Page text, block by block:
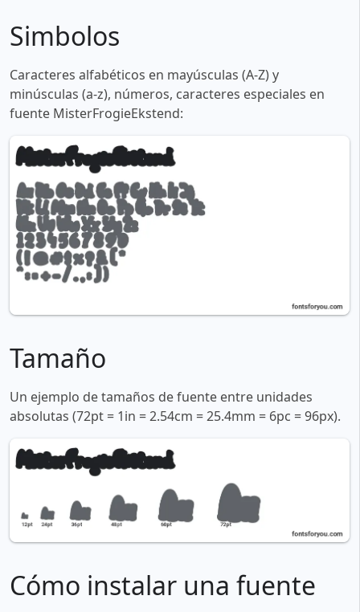
Simbolos
Caracteres alfabéticos en mayúsculas (A-Z) y
minúsculas (a-z), números, caracteres especiales en
fuente MisterFrogieEkstend:
Tamaño
Un ejemplo de tamaños de fuente entre unidades
absolutas (72pt = 1in = 2.54cm = 25.4mm = 6pc = 96px).
Cómo instalar una fuente